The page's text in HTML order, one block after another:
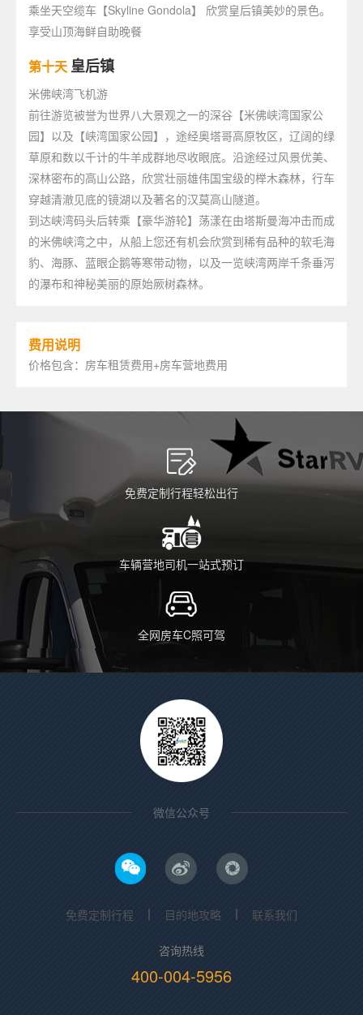
乘坐天空缆车【Skyline Gondola】 欣赏皇后镇美妙的景色。
享受山顶海鲜自助晚餐
第十天 皇后镇
米佛峡湾飞机游
前往游览被誉为世界八大景观之一的深谷【米佛峡湾国家公
园】以及【峡湾国家公园】，途经奥塔哥高原牧区，辽阔的绿
草原和数以千计的牛羊成群地尽收眼底。沿途经过风景优美、
深林密布的高山公路，欣赏壮丽雄伟国宝级的榉木森林，行车
穿越清澈见底的镜湖以及著名的汉莫高山隧道。
到达峡湾码头后转乘【豪华游轮】荡漾在由塔斯曼海冲击而成
的米佛峡湾之中，从船上您还有机会欣赏到稀有品种的软毛海
豹、海豚、蓝眼企鹅等寒带动物，以及一览峡湾两岸千条垂泻
的瀑布和神秘美丽的原始厥树森林。
费用说明
价格包含：房车租赁费用+房车营地费用
免费定制行程轻松出行
车辆营地司机一站式预订
全网房车C照可驾
微信公众号
免费定制行程 目的地攻略 联系我们
咨询热线
400-004-5956